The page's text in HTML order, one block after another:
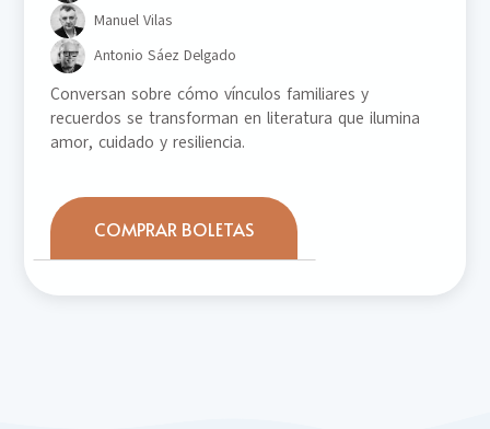
Manuel Vilas
Antonio Sáez Delgado
Conversan sobre cómo vínculos familiares y
recuerdos se transforman en literatura que ilumina
amor, cuidado y resiliencia.
COMPRAR BOLETAS